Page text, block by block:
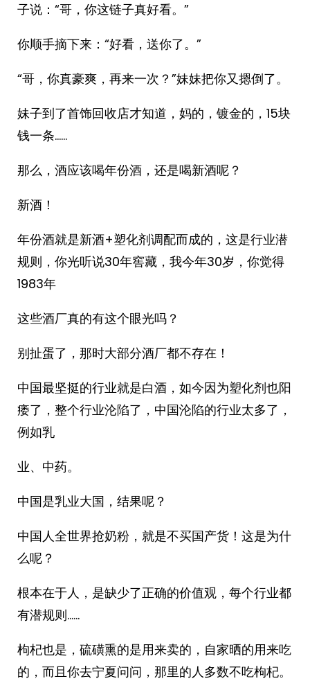
子说：“哥，你这链子真好看。”
你顺手摘下来：“好看，送你了。”
“哥，你真豪爽，再来一次？”妹妹把你又摁倒了。
妹子到了首饰回收店才知道，妈的，镀金的，15块
钱一条……
那么，酒应该喝年份酒，还是喝新酒呢？
新酒！
年份酒就是新酒+塑化剂调配而成的，这是行业潜
规则，你光听说30年窖藏，我今年30岁，你觉得
1983年
这些酒厂真的有这个眼光吗？
别扯蛋了，那时大部分酒厂都不存在！
中国最坚挺的行业就是白酒，如今因为塑化剂也阳
痿了，整个行业沦陷了，中国沦陷的行业太多了，
例如乳
业、中药。
中国是乳业大国，结果呢？
中国人全世界抢奶粉，就是不买国产货！这是为什
么呢？
根本在于人，是缺少了正确的价值观，每个行业都
有潜规则……
枸杞也是，硫磺熏的是用来卖的，自家晒的用来吃
的，而且你去宁夏问问，那里的人多数不吃枸杞。